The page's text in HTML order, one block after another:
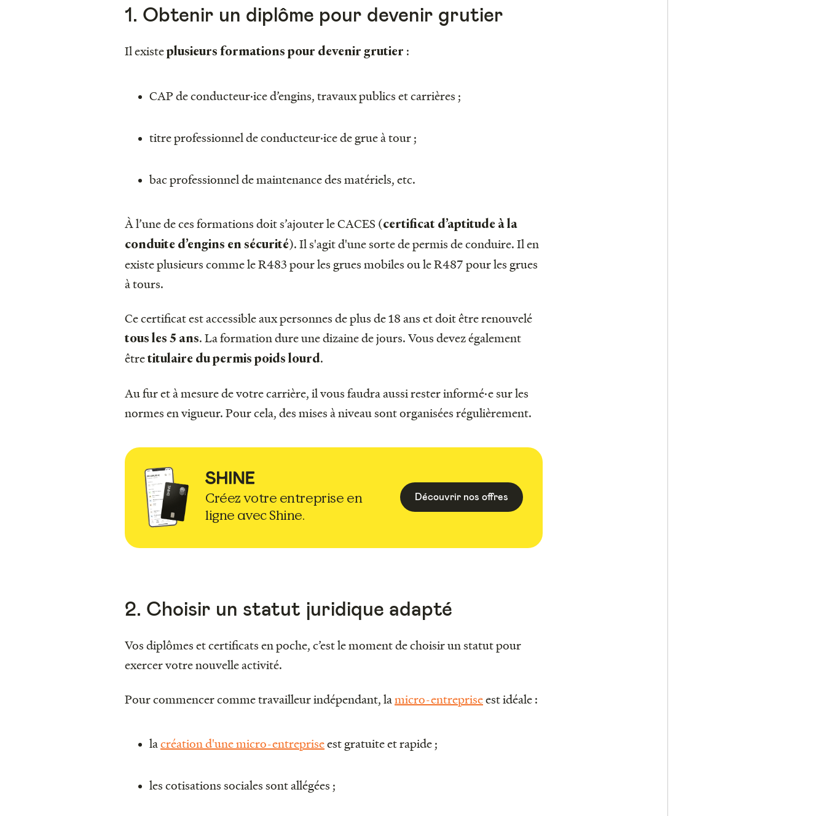
1. Obtenir un diplôme pour devenir grutier
Il existeplusieurs formations pour devenir grutier :
CAP de conducteur·ice d’engins, travaux publics et carrières ;
titre professionnel de conducteur·ice de grue à tour ;
bac professionnel de maintenance des matériels, etc.
À l’une de ces formations doit s’ajouter le CACES (certificat d’aptitude à la
conduite d’engins en sécurité). Il s'agit d'une sorte de permis de conduire. Il en
existe plusieurs comme le R483 pour les grues mobiles ou le R487 pour les grues
à tours.
Ce certificat est accessible aux personnes de plus de 18 ans et doit être renouvelé
tous les 5 ans. La formation dure une dizaine de jours. Vous devez également
êtretitulaire du permis poids lourd.
Au fur et à mesure de votre carrière, il vous faudra aussi rester informé·e sur les
normes en vigueur. Pour cela, des mises à niveau sont organisées régulièrement.
Créez votre entreprise en
ligne avec Shine.
Découvrir nos offres
2. Choisir un statut juridique adapté
Vos diplômes et certificats en poche, c’est le moment de choisir un statut pour
exercer votre nouvelle activité.
Pour commencer comme travailleur indépendant, lamicro-entrepriseest idéale :
lacréation d'une micro-entrepriseest gratuite et rapide ;
les cotisations sociales sont allégées ;